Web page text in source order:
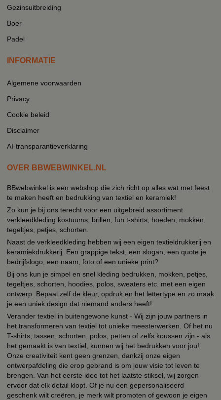
Gezinsuitbreiding
Boer
Padel
INFORMATIE
Algemene voorwaarden
Privacy
Cookie beleid
Disclaimer
AI-transparantieverklaring
OVER BBWEBWINKEL.NL
BBwebwinkel is een webshop die zich richt op alles wat met feest
te maken heeft en bedrukking van textiel en keramiek!
Zo kun je bij ons terecht voor een uitgebreid assortiment
verkleedkleding kostuums, brillen, fun t-shirts, hoeden, mokken,
tegeltjes, petjes, schorten.
Naast de verkleedkleding hebben wij een eigen textieldrukkerij en
keramiekdrukkerij. Een grappige tekst, een slogan, een quote je
bedrijfslogo, een naam, foto of een unieke print?
Bij ons kun je simpel en snel kleding bedrukken, mokken, petjes,
tegeltjes, schorten, hoodies, polos, sweaters etc. met een eigen
ontwerp. Bepaal zelf de kleur, opdruk en het lettertype en zo maak
je een uniek design dat niemand anders heeft!
Verander textiel in buitengewone kunst - Wij zijn jouw partners in
het transformeren van textiel tot unieke meesterwerken. Of het nu
T-shirts, tassen, schorten, polos, petten of zelfs koussen zijn - als
het gemaakt is van textiel, kunnen wij het bedrukken voor jou!
Onze creativiteit kent geen grenzen, dankzij onze eigen
ontwerpafdeling die erop gebrand is om jouw visie tot leven te
brengen. Van het eerste idee tot het laatste stiksel, wij zorgen
ervoor dat elk detail klopt. Of je nu een gepersonaliseerd
geschenk wilt creëren, je merk wilt promoten of gewoon je eigen